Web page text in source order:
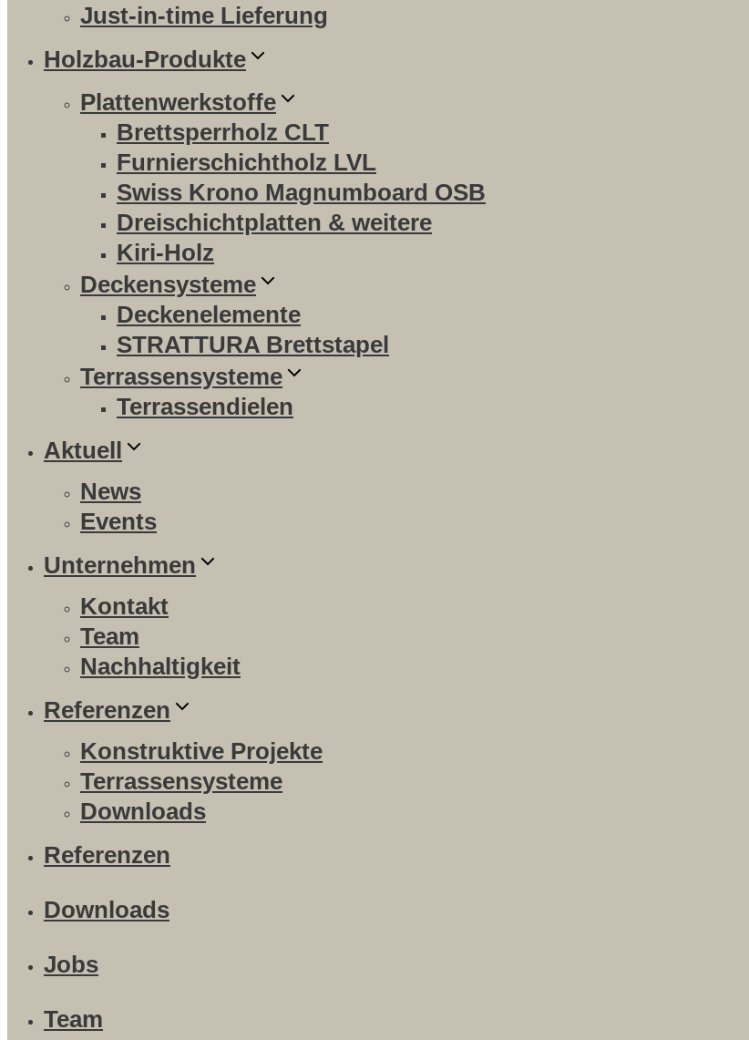
Just-in-time Lieferung
Holzbau-Produkte
Plattenwerkstoffe
Brettsperrholz CLT
Furnierschichtholz LVL
Swiss Krono Magnumboard OSB
Dreischichtplatten & weitere
Kiri-Holz
Deckensysteme
Deckenelemente
STRATTURA Brettstapel
Terrassensysteme
Terrassendielen
Aktuell
News
Events
Unternehmen
Kontakt
Team
Nachhaltigkeit
Referenzen
Konstruktive Projekte
Terrassensysteme
Downloads
Referenzen
Downloads
Jobs
Team